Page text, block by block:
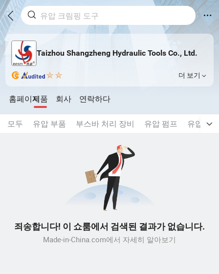
Taizhou Shangzheng Hydraulic Tools Co., Ltd.
더 보기
홈페이지제품 회사 연락하다
모두 유압 부품 부스바 처리 장비 유압 펌프 유압 기
죄송합니다! 이 쇼룸에서 검색된 결과가 없습니다.
Made-in-China.com에서 자세히 알아보기